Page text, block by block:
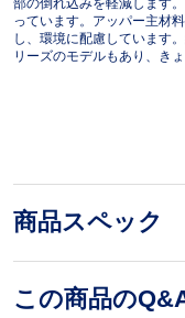
部の倒れ込みを軽減します
っています。アッパー主材
し、環境に配慮しています
リーズのモデルもあり、き
商品スペック
この商品の